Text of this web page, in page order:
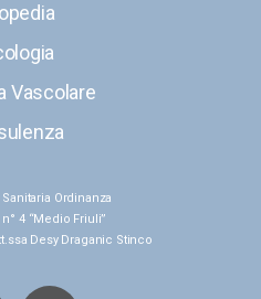
Vascolare
Ordinanza
n° 4 “Medio Friuli”
Desy Draganic Stinco